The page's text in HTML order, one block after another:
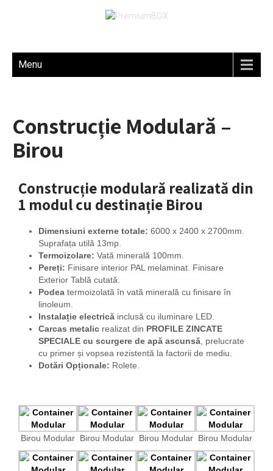
Menu
Construcție Modulară –
Birou
Construcție modulară realizată din
1 modul cu destinație Birou
Dimensiuni externe totale: 6000 x 2400 x 2700mm.
Suprafața utilă 13mp.
Termoizolare: Vată minerală 100mm.
Pereți: Finisare interior PAL melaminat. Finisare
Exterior Tablă cutată.
Podeatermoizolată în vată minerală cu finisare în
linoleum.
Instalație electricăinclusă cu iluminare LED.
Carcas metalicrealizat din PROFILE ZINCATE
SPECIALE cu scurgere de apă ascunsă, prelucrate
cu primer și vopsea rezistentă la factorii de mediu.
Dotări Opționale: Rolete.
Birou Modular Birou Modular Birou Modular Birou Modular